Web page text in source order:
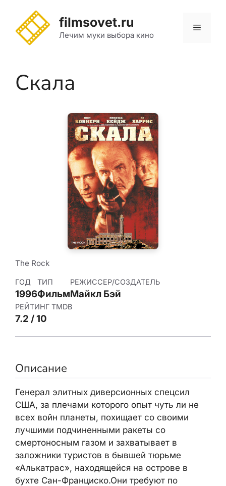
содержимому
filmsovet.ru
Лечим муки выбора кино
Меню
Скала
The Rock
ГОД
1996
ТИП
Фильм
РЕЖИССЕР/СОЗДАТЕЛЬ
Майкл Бэй
РЕЙТИНГ TMDB
7.2 / 10
Описание
Генерал элитных диверсионных спецсил
США, за плечами которого опыт чуть ли не
всех войн планеты, похищает со своими
лучшими подчиненными ракеты со
смертоносным газом и захватывает в
заложники туристов в бывшей тюрьме
«Алькатрас», находящейся на острове в
бухте Сан-Франциско.Они требуют по